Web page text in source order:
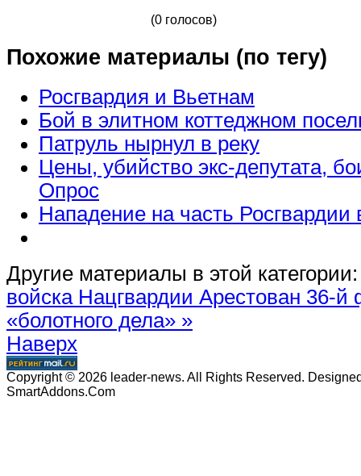
(0 голосов)
Похожие материалы (по тегу)
Росгвардия и Вьетнам
Бой в элитном коттеджном
Патруль нырнул в реку
Цены, убийство экс-депутата,
Опрос
Нападение на часть Росгвардии
Другие материалы в этой категории:
войска Нацгвардии Арестован 36-й
«болотного дела» »
Наверх
Copyright © 2026 leader-news. All Rights Reserved.
SmartAddons.Com